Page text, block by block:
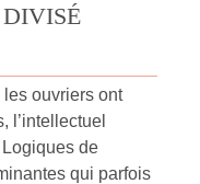
ouvriers ont
l’intellectuel
de
qui parfois